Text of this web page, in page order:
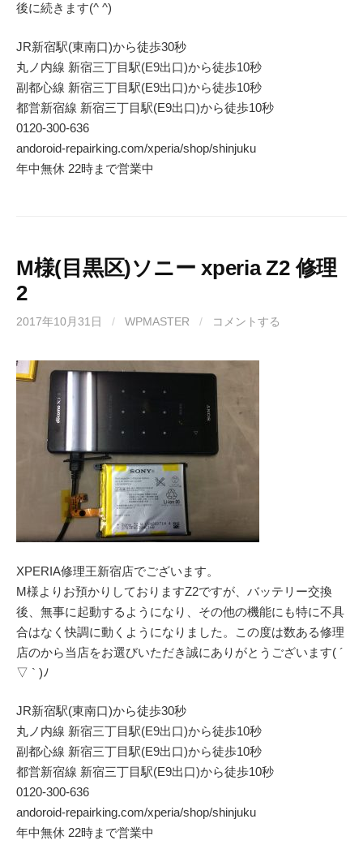
後に続きます(^ ^)
JR新宿駅(東南口)から徒歩30秒
丸ノ内線 新宿三丁目駅(E9出口)から徒歩10秒
副都心線 新宿三丁目駅(E9出口)から徒歩10秒
都営新宿線 新宿三丁目駅(E9出口)から徒歩10秒
0120-300-636
andoroid-repairking.com/xperia/shop/shinjuku
年中無休 22時まで営業中
M様(目黒区)ソニー xperia Z2 修理
2
2017年10月31日 / WPMASTER / コメントする
XPERIA修理王新宿店でございます。
M様よりお預かりしておりますZ2ですが、バッテリー交換
後、無事に起動するようになり、その他の機能にも特に不具
合はなく快調に動くようになりました。この度は数ある修理
店のから当店をお選びいただき誠にありがとうございます( ´
▽ ` )ﾉ
JR新宿駅(東南口)から徒歩30秒
丸ノ内線 新宿三丁目駅(E9出口)から徒歩10秒
副都心線 新宿三丁目駅(E9出口)から徒歩10秒
都営新宿線 新宿三丁目駅(E9出口)から徒歩10秒
0120-300-636
andoroid-repairking.com/xperia/shop/shinjuku
年中無休 22時まで営業中